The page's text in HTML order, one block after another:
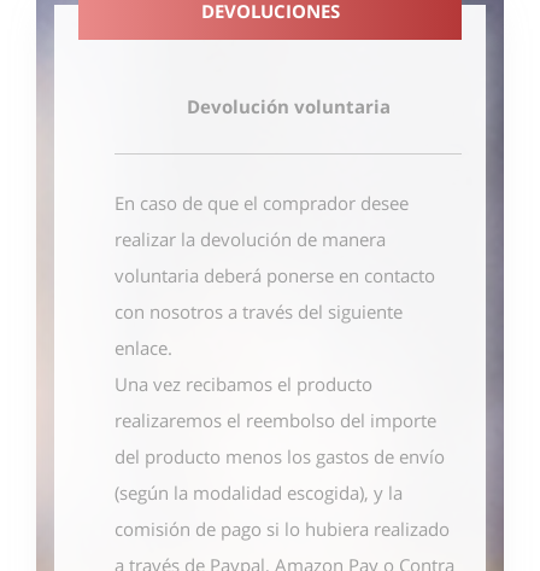
DEVOLUCIONES
Devolución voluntaria
En caso de que el comprador desee
realizar la devolución de manera
voluntaria deberá ponerse en contacto
con nosotros a través del siguiente
enlace.
Una vez recibamos el producto
realizaremos el reembolso del importe
del producto menos los gastos de envío
(según la modalidad escogida), y la
comisión de pago si lo hubiera realizado
a través de Paypal, Amazon Pay o Contra